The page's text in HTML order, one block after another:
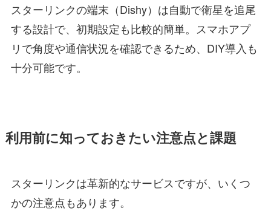
スターリンクの端末（Dishy）は自動で衛星を追尾
する設計で、初期設定も比較的簡単。スマホアプ
リで角度や通信状況を確認できるため、DIY導入も
十分可能です。
利用前に知っておきたい注意点と課題
スターリンクは革新的なサービスですが、いくつ
かの注意点もあります。